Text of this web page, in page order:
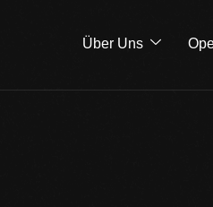
Über Uns